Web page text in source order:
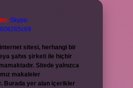
Skype:
sitesi, herhangi bir
şahıs şirketi ile hiçbir
Sitede yalnızca
makaleler
Burada yer alan içerikler